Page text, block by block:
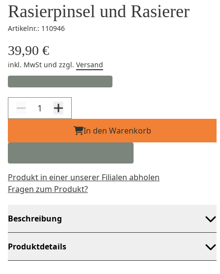
Rasierpinsel und Rasierer
Artikelnr.: 110946
39,90 €
inkl. MwSt und zzgl. Versand
In den Warenkorb
Produkt in einer unserer Filialen abholen
Fragen zum Produkt?
Beschreibung
Produktdetails